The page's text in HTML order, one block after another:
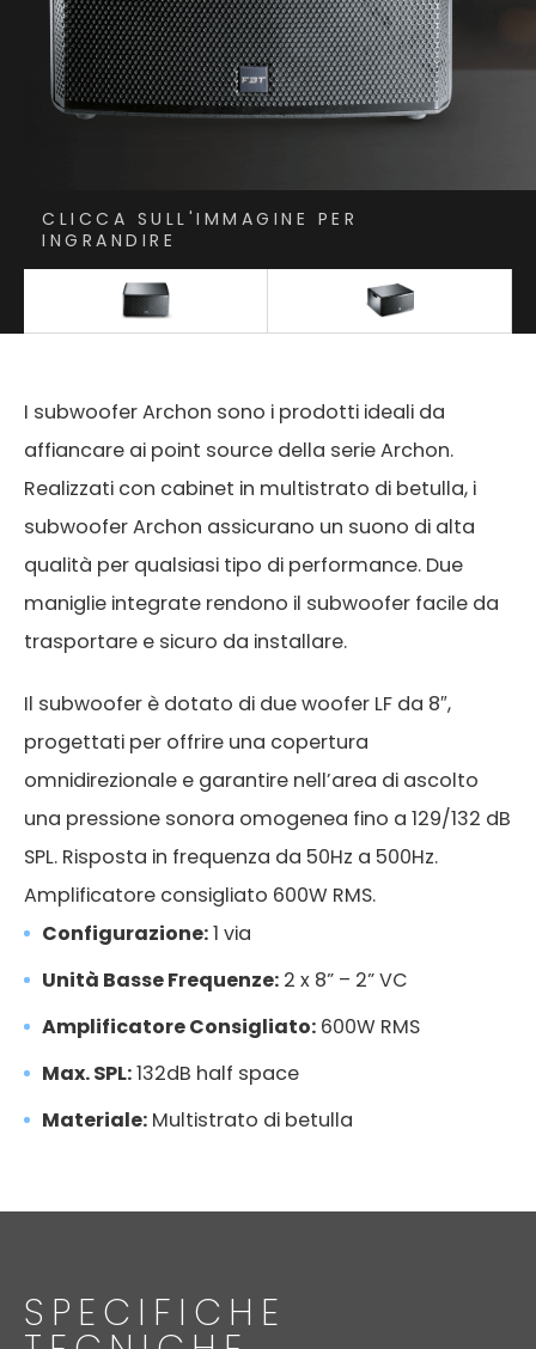
CLICCA SULL'IMMAGINE PER
INGRANDIRE
I subwoofer Archon sono i prodotti ideali da
affiancare ai point source della serie Archon.
Realizzati con cabinet in multistrato di betulla, i
subwoofer Archon assicurano un suono di alta
qualità per qualsiasi tipo di performance. Due
maniglie integrate rendono il subwoofer facile da
trasportare e sicuro da installare.
Il subwoofer è dotato di due woofer LF da 8″,
progettati per offrire una copertura
omnidirezionale e garantire nell’area di ascolto
una pressione sonora omogenea fino a 129/132 dB
SPL. Risposta in frequenza da 50Hz a 500Hz.
Amplificatore consigliato 600W RMS.
Configurazione:1 via
Unità Basse Frequenze: 2 x 8” – 2” VC
Amplificatore Consigliato: 600W RMS
Max. SPL:132dB half space
Materiale: Multistrato di betulla
SPECIFICHE